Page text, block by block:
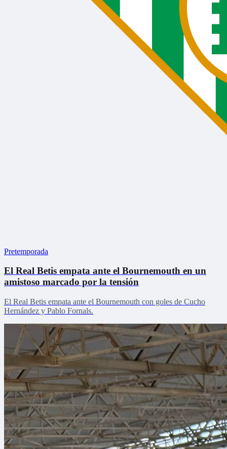
Pretemporada
El Real Betis empata ante el Bournemouth en un
amistoso marcado por la tensión
El Real Betis empata ante el Bournemouth con goles de Cucho
Hernández y Pablo Fornals.